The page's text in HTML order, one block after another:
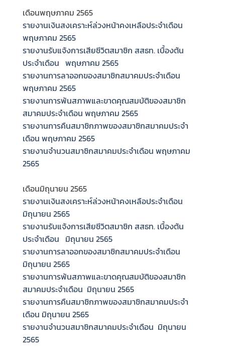
เดือนพฤษภาคม 2565
รายงานเงินสงเคราะห์ล่วงหน้าคงเหลือประจำเดือน
พฤษภาคม 2565
รายงานรับแจ้งการเสียชีวิตสมาชิก สสธท. เบื้องต้น
ประจำเดือน พฤษภาคม 2565
รายงานการลาออกของสมาชิกสมาคมประจำเดือน
พฤษภาคม 2565
รายงานการพ้นสภาพและขาดคุณสมบัติของสมาชิก
สมาคมประจำเดือน พฤษภาคม 2565
รายงานการคืนสมาชิกภาพของสมาชิกสมาคมประจำ
เดือน พฤษภาคม 2565
รายงานจำนวนสมาชิกสมาคมประจำเดือน พฤษภาคม
2565
เดือนมิถุนายน 2565
รายงานเงินสงเคราะห์ล่วงหน้าคงเหลือประจำเดือน
มิถุนายน 2565
รายงานรับแจ้งการเสียชีวิตสมาชิก สสธท. เบื้องต้น
ประจำเดือน มิถุนายน 2565
รายงานการลาออกของสมาชิกสมาคมประจำเดือน
มิถุนายน 2565
รายงานการพ้นสภาพและขาดคุณสมบัติของสมาชิก
สมาคมประจำเดือน มิถุนายน 2565
รายงานการคืนสมาชิกภาพของสมาชิกสมาคมประจำ
เดือน มิถุนายน 2565
รายงานจำนวนสมาชิกสมาคมประจำเดือน มิถุนายน
2565